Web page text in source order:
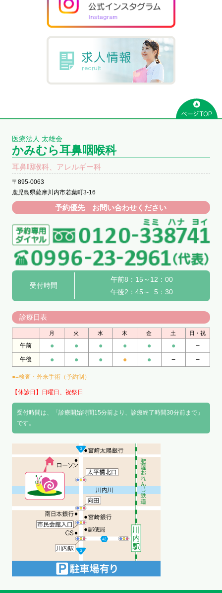
医療法人 太雄会
かみむら耳鼻咽喉科
耳鼻咽喉科、アレルギー科
〒895-0063
鹿児島県薩摩川内市若葉町3-16
予約優先 お問い合わせください
受付時間
午前8：15～12：00
午後2：45～ 5：30
診療日表
月 火 水 木 金 土 日・祝
午前 ● ● ● ● ● ● −
午後 ● ● ● ● ● − −
●=検査・外来手術（予約制）
【休診日】日曜日、祝祭日
受付時間は、「診療開始時間15分前より、診療終了時間30分前まで」
です。